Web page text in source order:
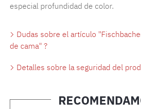
especial profundidad de color.
Dudas sobre el artículo
de cama" ?
Detalles sobre la seguridad del